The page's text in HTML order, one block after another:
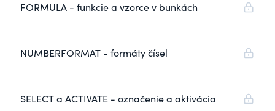
FORMULA - funkcie a vzorce v bunkách
NUMBERFORMAT - formáty čísel
SELECT a ACTIVATE - označenie a aktivácia